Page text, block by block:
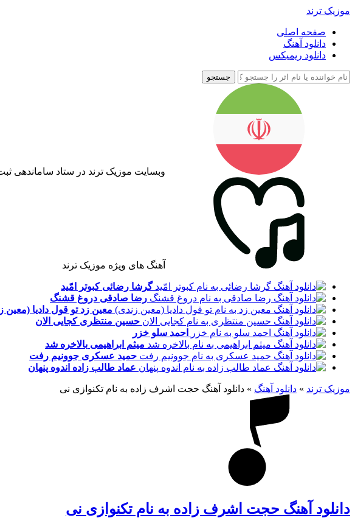
موزیک ترند
صفحه اصلی
دانلود آهنگ
دانلود ریمیکس
جستجو
وبسایت موزیک ترند در ستاد ساماندهی
آهنگ های ویژه موزیک ترند
گرشا رضائیکبوتر امّید
رضا صادقی دروغ قشنگ
معین زدتو قول دادیا (معین
حسین منتظریکجایی الان
احمد سلو خزر
میثم ابراهیمی بالاخره شد
حمید عسکری جوونیم رفت
عماد طالب زاده اندوه پنهان
موزیک ترند » دانلود آهنگ » دانلود آهنگ حجت اشرف زاده به نام تکنوازی نی
دانلود آهنگ حجت اشرف زاده به نام تکنوازی نی